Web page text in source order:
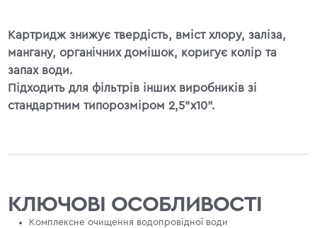
Картридж знижує твердість, вміст хлору, заліза,
мангану, органічних домішок, коригує колір та
запах води.
Підходить для фільтрів інших виробників зі
стандартним типорозміром 2,5"х10".
КЛЮЧОВІ ОСОБЛИВОСТІ
Комплексне очищення водопровідної води